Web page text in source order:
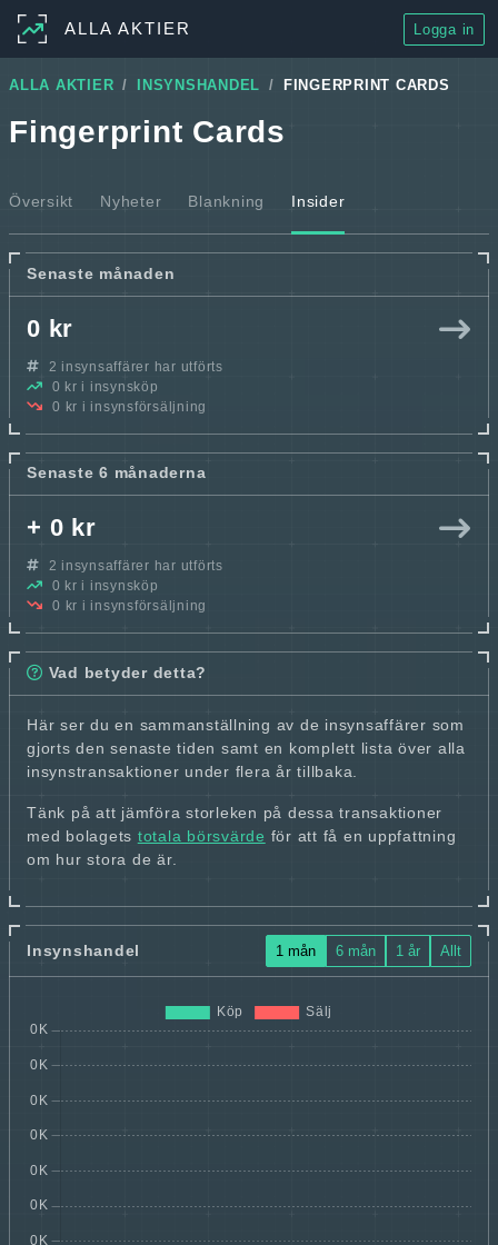
ALLA AKTIER Logga in
ALLA AKTIER INSYNSHANDEL FINGERPRINT CARDS
Fingerprint Cards
Översikt Nyheter Blankning Insider
Senaste månaden
0 kr
2 insynsaffärer har utförts
0 kr i insynsköp
0 kr i insynsförsäljning
Senaste 6 månaderna
+ 0 kr
2 insynsaffärer har utförts
0 kr i insynsköp
0 kr i insynsförsäljning
Vad betyder detta?
Här ser du en sammanställning av de insynsaffärer som
gjorts den senaste tiden samt en komplett lista över alla
insynstransaktioner under flera år tillbaka.
Tänk på att jämföra storleken på dessa transaktioner
med bolagets totala börsvärde för att få en uppfattning
om hur stora de är.
Insynshandel 1 mån 6 mån 1 år Allt